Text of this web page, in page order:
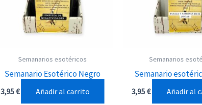
Semanarios esotéricos
Semanario Esotérico Negro
3,95€ Añadir al carrito
Semanarios
Semanario
3,95€ Añadir al